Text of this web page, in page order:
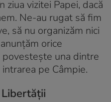
ziua vizitei Papei, dacă
Ne-au rugat să fim
să nu organizăm nici
orice
povestește una dintre
pe Câmpie.
Libertății